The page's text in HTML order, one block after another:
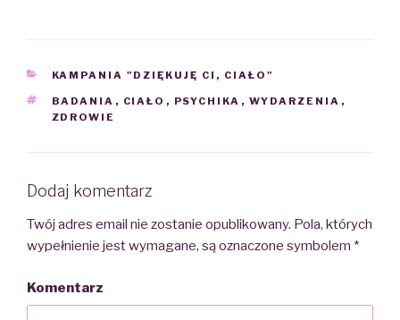
CATEGORIES
KAMPANIA "DZIĘKUJĘ CI, CIAŁO"
TAGS
BADANIA , CIAŁO , PSYCHIKA , WYDARZENIA ,
ZDROWIE
Dodaj komentarz
Twój adres email nie zostanie opublikowany. Pola, których
wypełnienie jest wymagane, są oznaczone symbolem *
Komentarz